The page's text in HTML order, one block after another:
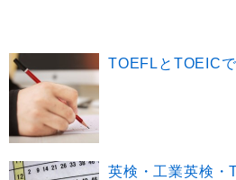
TOEFLとTOEIC
英検・工業英検・